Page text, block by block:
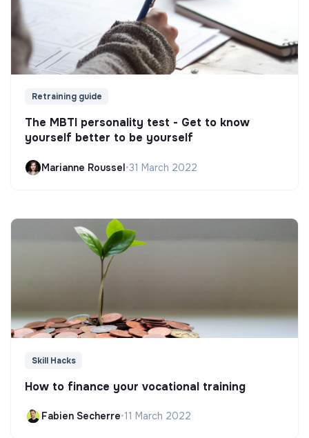
Retraining guide
The MBTI personality test - Get to know
yourself better to be yourself
Marianne Roussel•31 March 2022
Skill Hacks
How to finance your vocational training
Fabien Secherre•11 March 2022